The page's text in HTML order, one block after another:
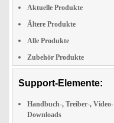
Aktuelle Produkte
Ältere Produkte
Alle Produkte
Zubehör Produkte
Support-Elemente:
Handbuch-, Treiber-, Video-
Downloads